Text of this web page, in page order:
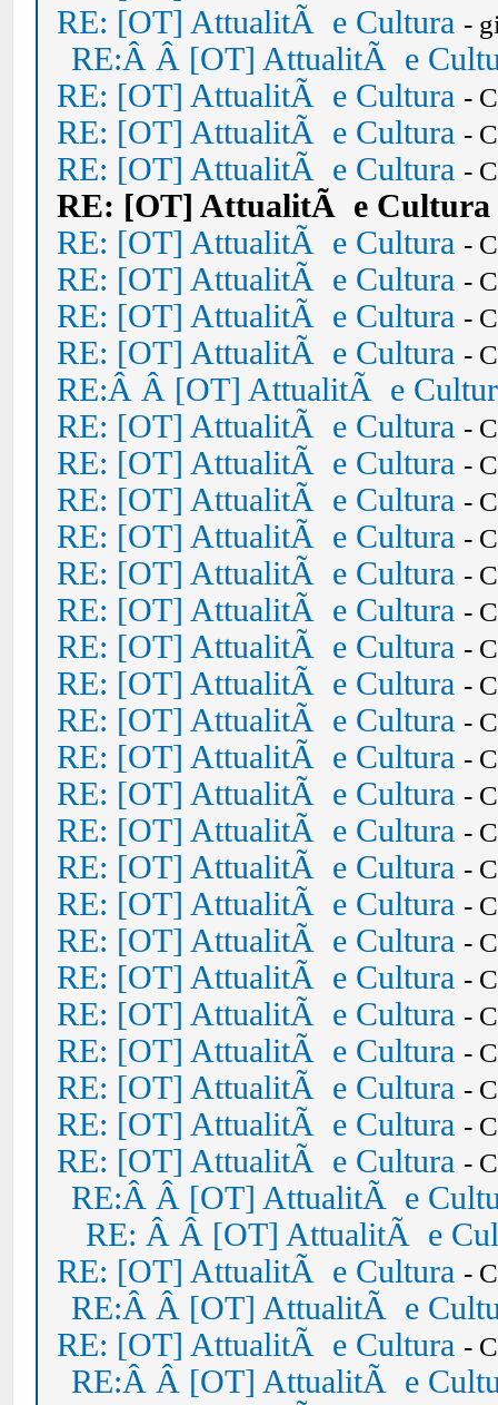
RE: [OT] AttualitÃ e Cultura -
RE:Â Â [OT] AttualitÃ e
RE: [OT] AttualitÃ e Cultura -
RE: [OT] AttualitÃ e Cultura -
RE: [OT] AttualitÃ e Cultura -
RE: [OT] AttualitÃ e Cultura
RE: [OT] AttualitÃ e Cultura -
RE: [OT] AttualitÃ e Cultura -
RE: [OT] AttualitÃ e Cultura -
RE: [OT] AttualitÃ e Cultura -
RE:Â Â [OT] AttualitÃ e
RE: [OT] AttualitÃ e Cultura -
RE: [OT] AttualitÃ e Cultura -
RE: [OT] AttualitÃ e Cultura -
RE: [OT] AttualitÃ e Cultura -
RE: [OT] AttualitÃ e Cultura -
RE: [OT] AttualitÃ e Cultura -
RE: [OT] AttualitÃ e Cultura -
RE: [OT] AttualitÃ e Cultura -
RE: [OT] AttualitÃ e Cultura -
RE: [OT] AttualitÃ e Cultura -
RE: [OT] AttualitÃ e Cultura -
RE: [OT] AttualitÃ e Cultura -
RE: [OT] AttualitÃ e Cultura -
RE: [OT] AttualitÃ e Cultura -
RE: [OT] AttualitÃ e Cultura -
RE: [OT] AttualitÃ e Cultura -
RE: [OT] AttualitÃ e Cultura -
RE: [OT] AttualitÃ e Cultura -
RE: [OT] AttualitÃ e Cultura -
RE: [OT] AttualitÃ e Cultura -
RE: [OT] AttualitÃ e Cultura -
RE:Â Â [OT] AttualitÃ e
RE: Â Â [OT] AttualitÃ e
RE: [OT] AttualitÃ e Cultura -
RE:Â Â [OT] AttualitÃ e
RE: [OT] AttualitÃ e Cultura -
RE:Â Â [OT] AttualitÃ e